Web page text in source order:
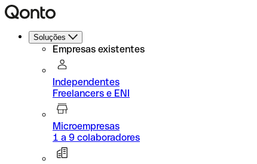
Soluções
Empresas existentes
Independentes
Freelancers e ENI
Microempresas
1 a 9 colaboradores